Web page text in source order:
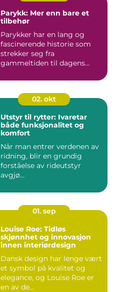
Parykk: Mer enn bare et
tilbehør
Parykker har en lang og
fascinerende historie som
strekker seg fra
gammeltiden til dagens
02. okt
Utstyr til rytter: Ivaretar
både funksjonalitet og
komfort
Når man entrer verdenen av
ridning, blir en grundig
forståelse av rideutstyr
avgjø...
01. sep
Louise Roe: Tidløs
skjønnhet og innovasjon
innen interiørdesign
Dansk design har lenge vært
et symbol på kvalitet og
elegance, og Louise Roe er
en av de...